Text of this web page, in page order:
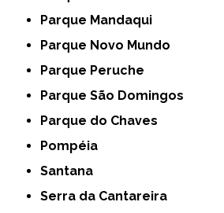
Parque Mandaqui
Parque Novo Mundo
Parque Peruche
Parque São Domingos
Parque do Chaves
Pompéia
Santana
Serra da Cantareira